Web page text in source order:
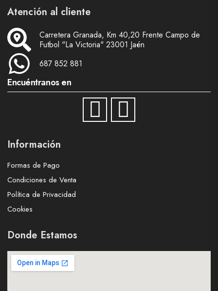
Atención al cliente
Carretera Granada, Km 40,20 Frente Campo de
Futbol "La Victoria" 23001 Jaén
687 852 881
Encuéntranos en
Información
Formas de Pago
Condiciones de Venta
Política de Privacidad
Cookies
Donde Estamos